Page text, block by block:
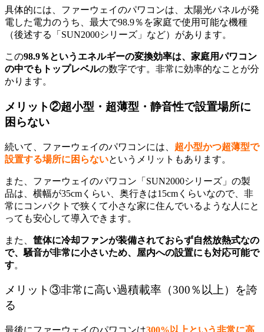
具体的には、ファーウェイのパワコンは、太陽光パネルが発
電した電力のうち、最大で98.9％を家庭で使用可能な機種
（後述する「SUN2000シリーズ」など）があります。
この98.9％というエネルギーの変換効率は、家庭用パワコン
の中でもトップレベルの数字です。非常に効率的なことが分
かります。
メリット②超小型・超薄型・静音性で設置場所に
困らない
続いて、ファーウェイのパワコンには、 超小型かつ超薄型で
設置する場所に困らないというメリットもあります。
また、ファーウェイのパワコン「SUN2000シリーズ」の製
品は、横幅が35cmくらい、奥行きは15cmくらいなので、非
常にコンパクトで狭くて小さな家に住んでいるような人にと
っても安心して導入できます。
また、 筐体に冷却ファンが装備されておらず自然放熱式なの
で、騒音が非常に小さいため、屋内への設置にも対応可能で
す。
メリット③非常に高い過積載率（300％以上）を誇
る
最後にファーウェイのパワコンは300%以上という非常に高